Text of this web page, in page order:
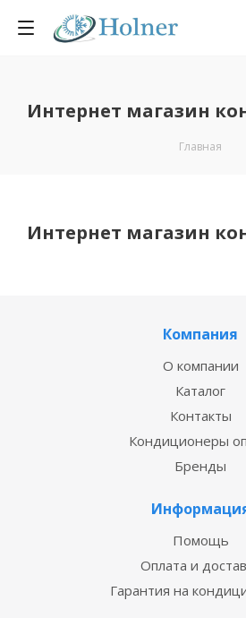
Интернет магазин
Главная
Интернет магазин
Компания
О компании
Каталог
Контакты
Кондиционеры
Бренды
Помощь
Оплата и
Гарантия на